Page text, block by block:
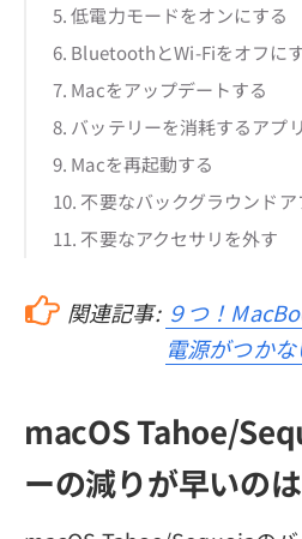
5. 低電力モードをオンにする
6. BluetoothとWi-Fiをオフに
7. Macをアップデートする
8. バッテリーを消耗するアプ
9. Macを再起動する
10. 不要なバックグラウンド
11. 不要なアクセサリを外す
関連記事: ９つ！
電源がつか
macOS Tahoe/
ーの減りが早いの